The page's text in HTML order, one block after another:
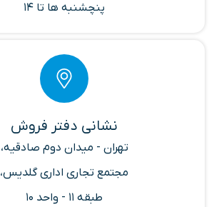
پنچشنبه ها تا 14
نشانی دفتر فروش
تهران - میدان دوم صادقیه،
مجتمع تجاری اداری گلدیس،
طبقه 11 - واحد 10